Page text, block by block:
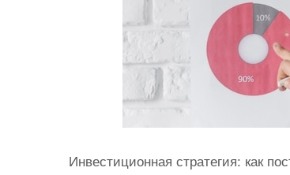
Инвестиционная стратегия: как